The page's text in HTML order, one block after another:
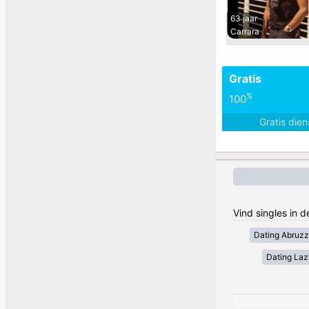
63 jaar
Carrara
Gratis
100%
Gratis
Vind singles in
Dating
Dating